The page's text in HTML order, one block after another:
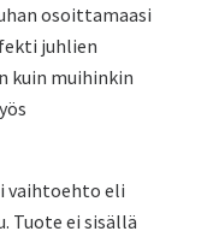
osoittamaasi
juhlien
kuin muihinkin
vaihtoehto eli
Tuote ei sisällä